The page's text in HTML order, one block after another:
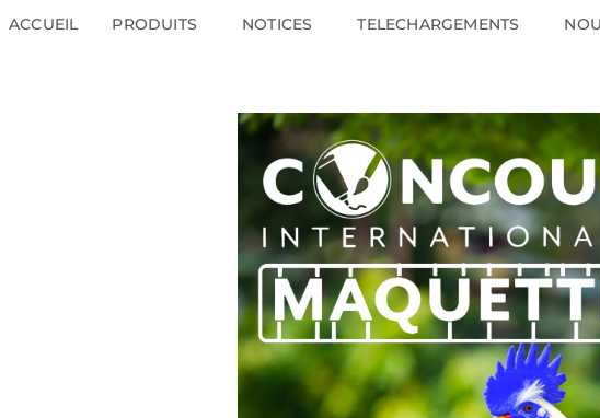
ACCUEIL PRODUITS NOTICES TELECHARGEMENTS